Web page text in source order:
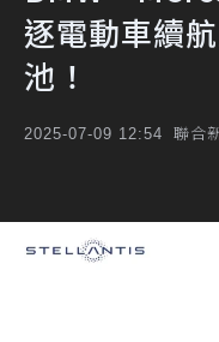
逐電動車續
池！
2025-07-09 12:54 聯合